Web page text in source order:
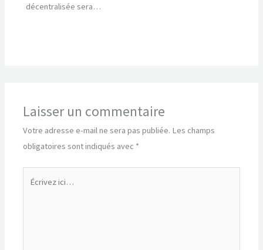
décentralisée sera…
Laisser un commentaire
Votre adresse e-mail ne sera pas publiée. Les champs
obligatoires sont indiqués avec *